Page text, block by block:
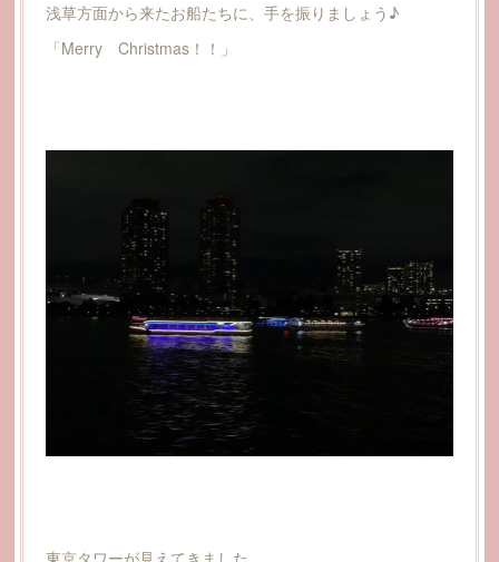
浅草方面から来たお船たちに、手を振りましょう♪
「Merry Christmas！！」
東京タワーが見えてきました。